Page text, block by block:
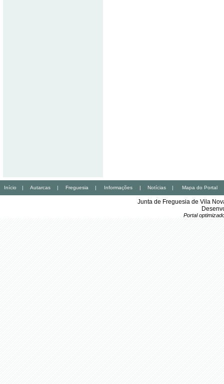
Início | Autarcas | Freguesia | Informações | Notícias | Mapa do Portal
Junta de Freguesia de Vila
Portal